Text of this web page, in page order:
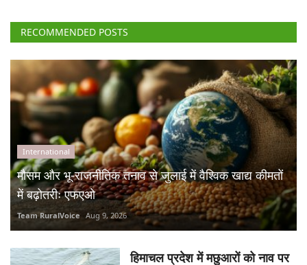
RECOMMENDED POSTS
International
मौसम और भू-राजनीतिक तनाव से जुलाई में वैश्विक खाद्य कीमतों
में बढ़ोतरीः एफएओ
Team RuralVoice Aug 9, 2026
हिमाचल प्रदेश में मछुआरों को नाव पर